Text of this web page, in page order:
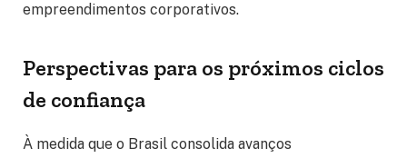
empreendimentos corporativos.
Perspectivas para os próximos ciclos
de confiança
À medida que o Brasil consolida avanços